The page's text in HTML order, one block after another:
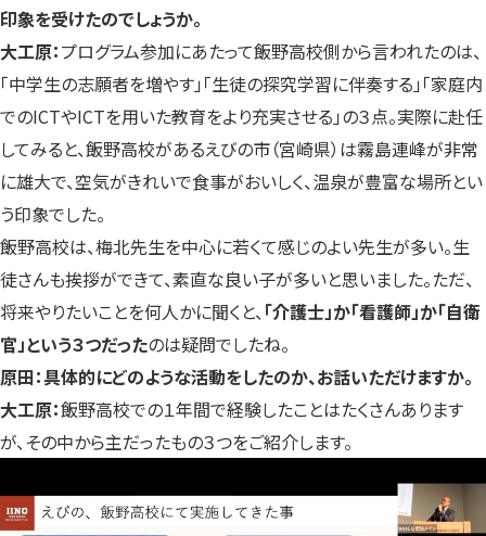
印象を受けたのでしょうか。
大工原：プログラム参加にあたって飯野高校側から言われたのは、
「中学生の志願者を増やす」「生徒の探究学習に伴奏する」「家庭内
でのICTやICTを用いた教育をより充実させる」の３点。実際に赴任
してみると、飯野高校があるえびの市（宮崎県）は霧島連峰が非常
に雄大で、空気がきれいで食事がおいしく、温泉が豊富な場所とい
う印象でした。
飯野高校は、梅北先生を中心に若くて感じのよい先生が多い。生
徒さんも挨拶ができて、素直な良い子が多いと思いました。ただ、
将来やりたいことを何人かに聞くと、 「介護士」か「看護師」か「自衛
官」という３つだったのは疑問でしたね。
原田：具体的にどのような活動をしたのか、お話いただけますか。
大工原：飯野高校での１年間で経験したことはたくさんあります
が、その中から主だったもの３つをご紹介します。